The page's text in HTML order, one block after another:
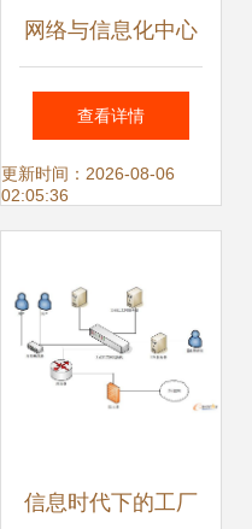
网络与信息化中心
构筑网络与信息安
全软件开发的基石
查看详情
更新时间：2026-08-06
02:05:36
信息时代下的工厂